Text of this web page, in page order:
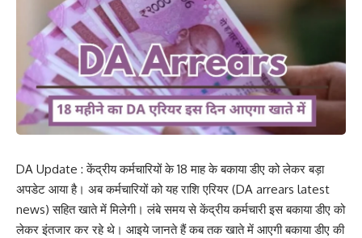
DA Update : केंद्रीय कर्मचारियों के 18 माह के बकाया डीए को लेकर बड़ा
अपडेट आया है। अब कर्मचारियों को यह राशि एरियर (DA arrears latest
news) सहित खाते में मिलेगी। लंबे समय से केंद्रीय कर्मचारी इस बकाया डीए को
लेकर इंतजार कर रहे थे। आइये जानते हैं कब तक खाते में आएगी बकाया डीए की